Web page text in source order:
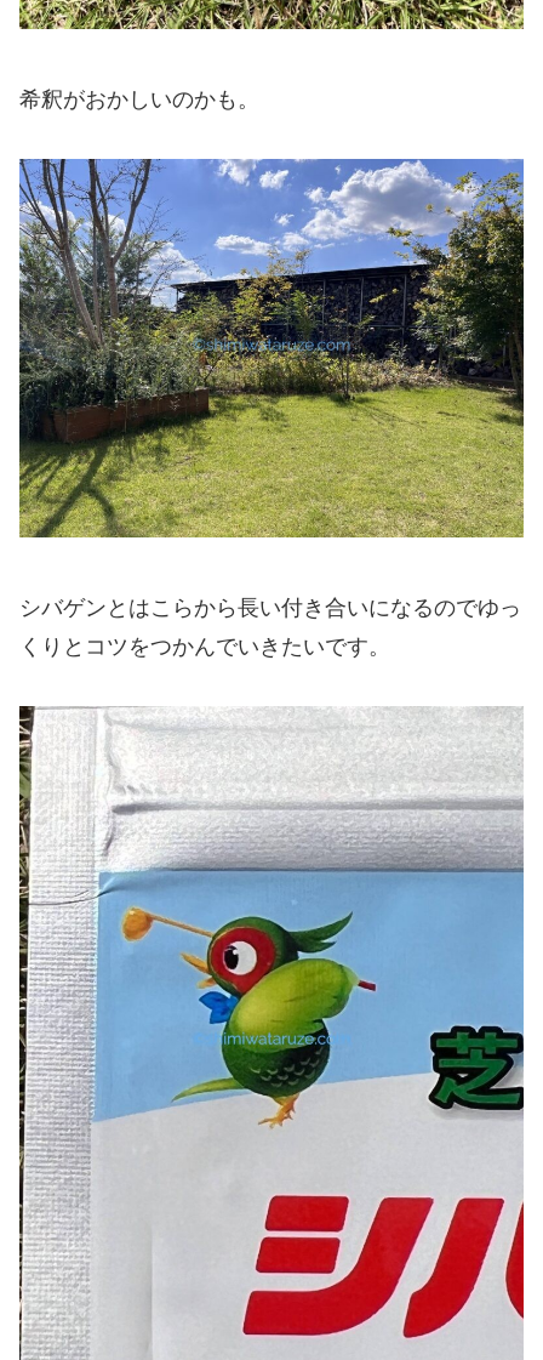
希釈がおかしいのかも。
シバゲンとはこらから長い付き合いになるのでゆっ
くりとコツをつかんでいきたいです。